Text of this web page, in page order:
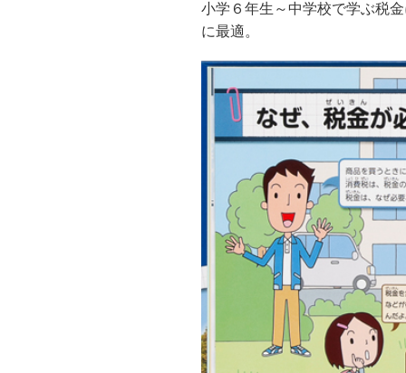
小学６年生～中学校で学ぶ税
に最適。